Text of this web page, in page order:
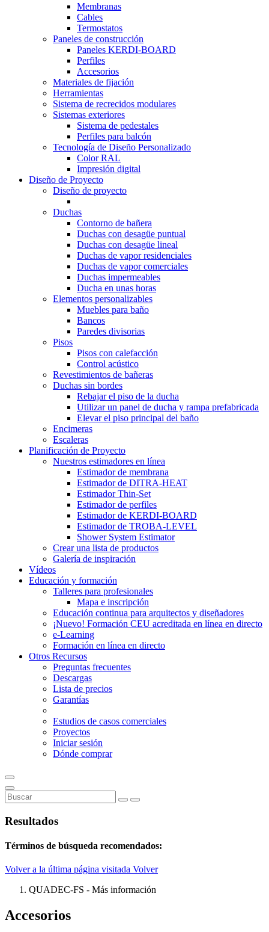
Membranas
Cables
Termostatos
Paneles de construcción
Paneles KERDI-BOARD
Perfiles
Accesorios
Materiales de fijación
Herramientas
Sistema de recrecidos modulares
Sistemas exteriores
Sistema de pedestales
Perfiles para balcón
Tecnología de Diseño Personalizado
Color RAL
Impresión digital
Diseño de Proyecto
Diseño de proyecto
Duchas
Contorno de bañera
Duchas con desagüe puntual
Duchas con desagüe lineal
Duchas de vapor residenciales
Duchas de vapor comerciales
Duchas impermeables
Ducha en unas horas
Elementos personalizables
Muebles para baño
Bancos
Paredes divisorias
Pisos
Pisos con calefacción
Control acústico
Revestimientos de bañeras
Duchas sin bordes
Rebajar el piso de la ducha
Utilizar un panel de ducha y rampa prefabricada
Elevar el piso principal del baño
Encimeras
Escaleras
Planificación de Proyecto
Nuestros estimadores en línea
Estimador de membrana
Estimador de DITRA-HEAT
Estimador Thin-Set
Estimador de perfiles
Estimador de KERDI-BOARD
Estimador de TROBA-LEVEL
Shower System Estimator
Crear una lista de productos
Galería de inspiración
Vídeos
Educación y formación
Talleres para profesionales
Mapa e inscripción
Educación continua para arquitectos y diseñadores
¡Nuevo! Formación CEU acreditada en línea en directo
e-Learning
Formación en línea en directo
Otros Recursos
Preguntas frecuentes
Descargas
Lista de precios
Garantías
Estudios de casos comerciales
Proyectos
Iniciar sesión
Dónde comprar
Resultados
Términos de búsqueda recomendados:
Volver a la última página visitada Volver
QUADEC-FS - Más información
Accesorios